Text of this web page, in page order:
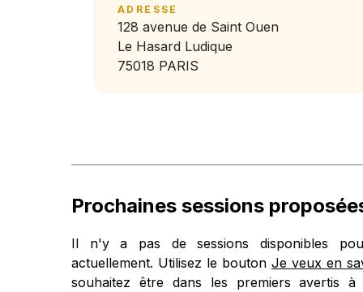
ADRESSE
128 avenue de Saint Ouen
Le Hasard Ludique
75018 PARIS
Prochaines sessions
Il n'y a pas de sessions disponibles
actuellement. Utilisez le bouton Je veux en
souhaitez être dans les premiers avertis